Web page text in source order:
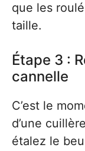
que les
taille.
Étape 3 :
cannelle
C’est le
d’une
étalez le